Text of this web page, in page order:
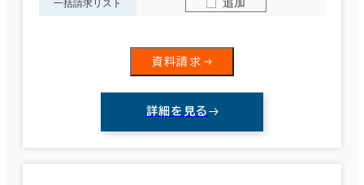
一括請求リスト
資料請求
詳細を見る